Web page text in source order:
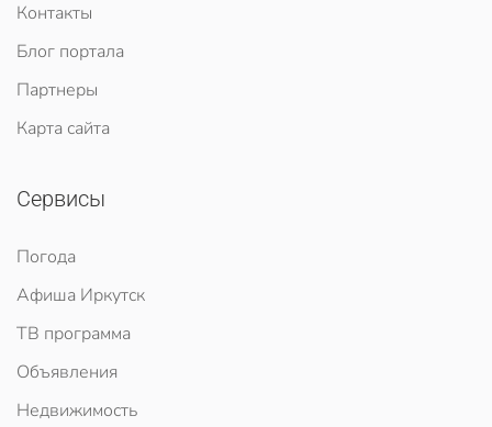
Контакты
Блог портала
Партнеры
Карта сайта
Сервисы
Погода
Афиша Иркутск
ТВ программа
Объявления
Недвижимость